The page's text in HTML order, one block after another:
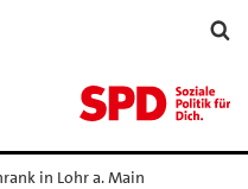
in Lohr a. Main